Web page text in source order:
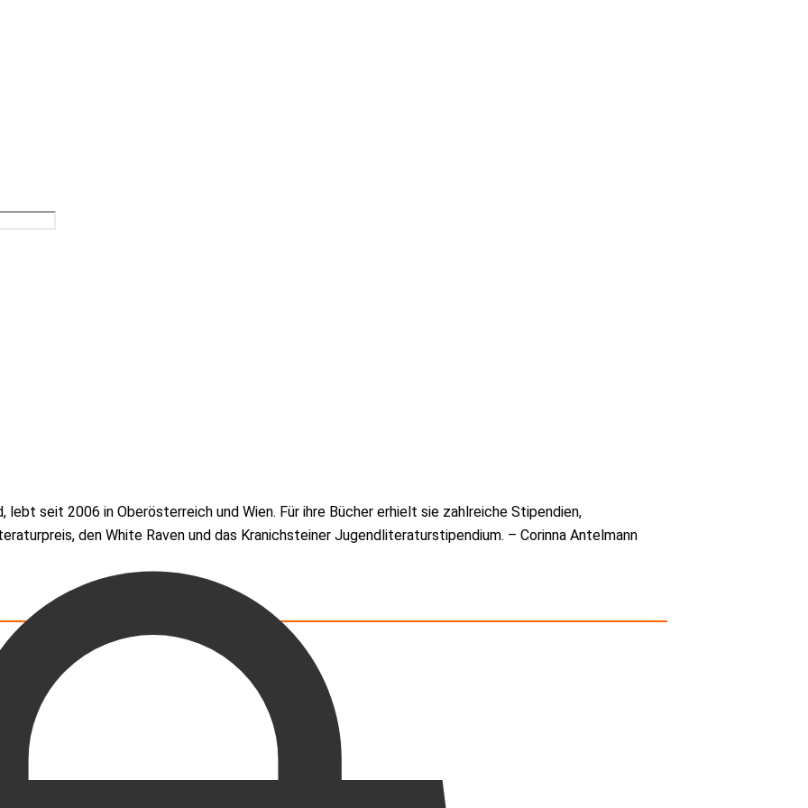
die sich an das Leben klammern. Nicht ohne Hintergedanken behaupten sie, dass Saskias
es schrittweise, sie vom Friedhof fort und auf die Seite des Lebens zu ziehen. Aber dann
lebt seit 2006 in Oberösterreich und Wien. Für ihre Bücher erhielt sie zahlreiche Stipendien,
den White Raven und das Kranichsteiner Jugendlite­ratur­stipendium. – Corinna Antelmann